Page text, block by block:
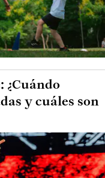
¿Cuándo
y cuáles son